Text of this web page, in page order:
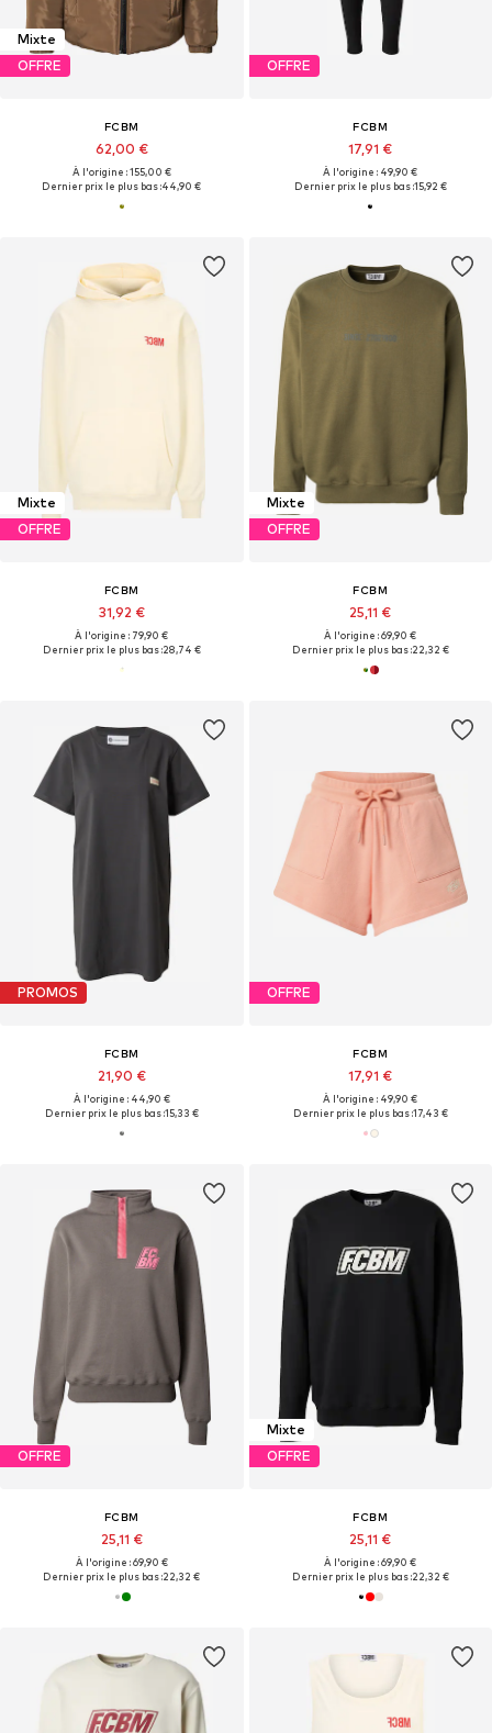
Mixte
OFFRE
FCBM
62,00 €
À l'origine : 155,00 €
Dernier prix le plus bas :44,90 €
OFFRE
FCBM
17,91 €
À l'origine : 49,90 €
Dernier prix le plus bas :15,92 €
Mixte
OFFRE
FCBM
31,92 €
À l'origine : 79,90 €
Dernier prix le plus bas :28,74 €
Mixte
OFFRE
FCBM
25,11 €
À l'origine : 69,90 €
Dernier prix le plus bas :22,32 €
PROMOS
FCBM
21,90 €
À l'origine : 44,90 €
Dernier prix le plus bas :15,33 €
OFFRE
FCBM
17,91 €
À l'origine : 49,90 €
Dernier prix le plus bas :17,43 €
OFFRE
FCBM
25,11 €
À l'origine : 69,90 €
Dernier prix le plus bas :22,32 €
Mixte
OFFRE
FCBM
25,11 €
À l'origine : 69,90 €
Dernier prix le plus bas :22,32 €